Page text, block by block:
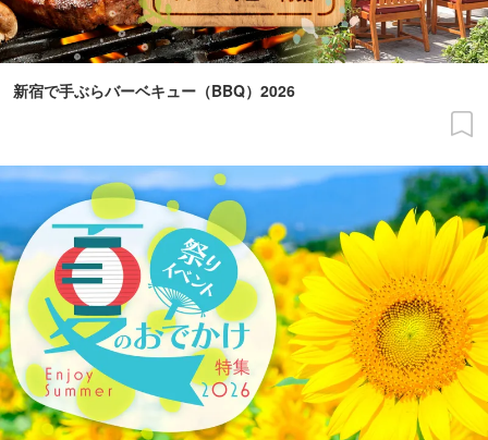
新宿で手ぶらバーベキュー（BBQ）2026